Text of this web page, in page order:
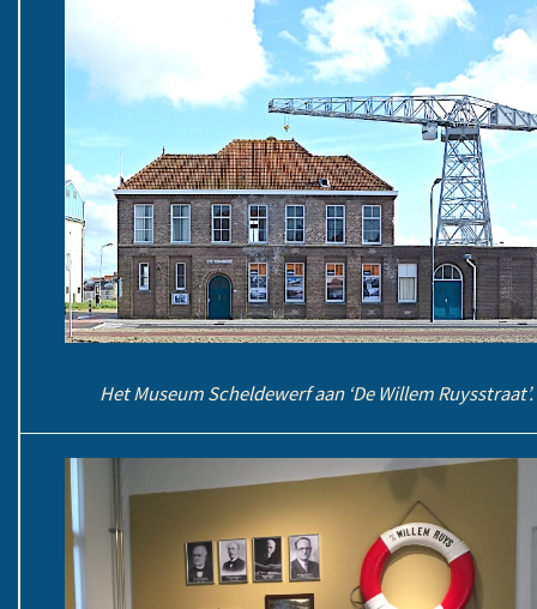
Het Museum Scheldewerf aan ‘De Willem Ruysstraat’.